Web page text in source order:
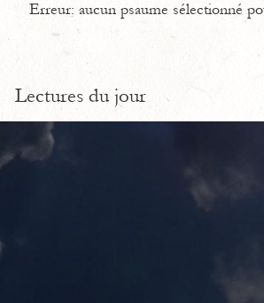
Erreur: aucun psaume sélectionné
Lectures du jour